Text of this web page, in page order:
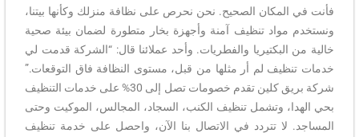
فأنت في المكان الصحيح. نحن نحرص على نظافة منزلك وكأنها بيتنا،
ونستخدم مواد تنظيف آمنة وأجهزة بخار متطورة لضمان بيئة صحية
خالية من البكتيريا والفطريات. وأحد عملائنا قال: “الشركة قدمت لي
خدمات تنظيف لم أر مثلها من قبل، مستوى النظافة فاق التوقعات.”
شركة بريق كلين تقدم خصومات تصل إلى 30% على خدمات التنظيف
بحي الهدا، وتشمل تنظيف الكنب، السجاد، المجالس، الموكيت وحتى
المساجد. لا تتردد في الاتصال بنا الآن، واحصل على خدمة تنظيف